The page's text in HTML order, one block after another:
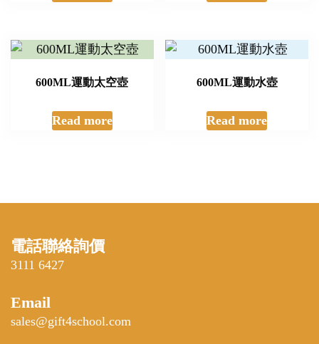
600ML運動太空壺
Read more
600ML運動水壺
Read more
電話聯絡詢價
3111 6427
Email
sales@gift4school.com